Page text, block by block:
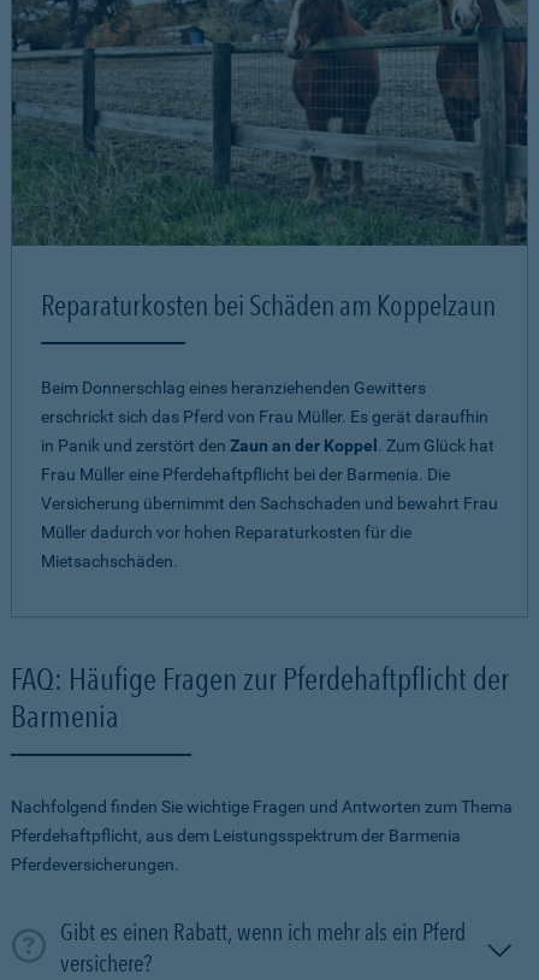
Reparaturkosten bei Schäden am Koppelzaun
Beim Donnerschlag eines heranziehenden Gewitters
erschrickt sich das Pferd von Frau Müller. Es gerät daraufhin
in Panik und zerstört den Zaun an der Koppel . Zum Glück hat
Frau Müller eine Pferdehaftpflicht bei der Barmenia. Die
Versicherung übernimmt den Sachschaden und bewahrt Frau
Müller dadurch vor hohen Reparaturkosten für die
Mietsachschäden.
FAQ: Häufige Fragen zur Pferdehaftpflicht der
Barmenia
Nachfolgend finden Sie wichtige Fragen und Antworten zum Thema
Pferdehaftpflicht, aus dem Leistungsspektrum der Barmenia
Pferdeversicherungen.
Gibt es einen Rabatt, wenn ich mehr als ein Pferd
versichere?